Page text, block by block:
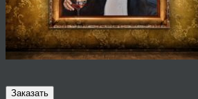
Заказать